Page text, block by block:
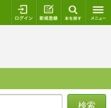
ログイン 新規登録
検索